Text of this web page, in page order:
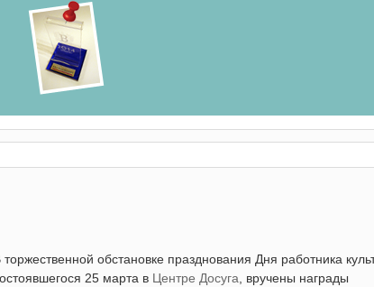
торжественной обстановке празднования Дня работника
25 марта в Центре Досуга, вручены награды